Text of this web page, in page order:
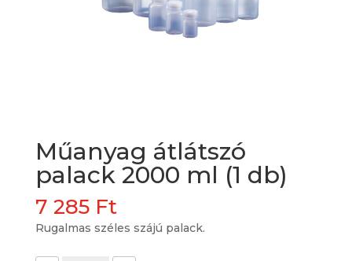
Műanyag átlátszó
palack 2000 ml (1 db)
7 285 Ft
Rugalmas széles szájú palack.